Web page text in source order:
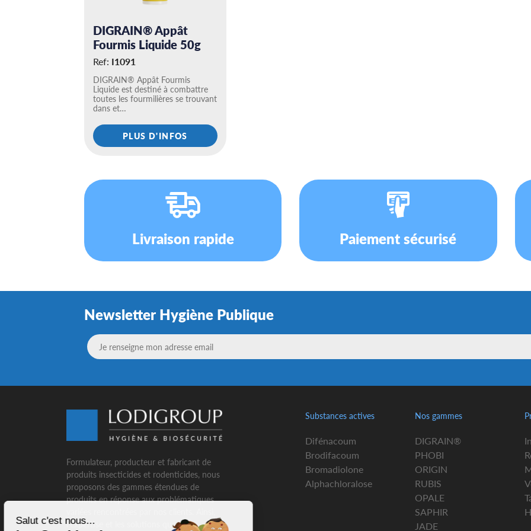
DIGRAIN® Appât
Fourmis Liquide 50g
Ref: I1091
DIGRAIN® Appât Fourmis
Liquide est destiné à combattre
toutes les fourmilières se trouvant
dans et…
PLUS D'INFOS
Livraison rapide Paiement sécurisé
Newsletter Hygiène Publique
Formulateur, producteur et fabricant de
produits insecticides et rodenticides, nous
proposons des gammes étendues de
produits en réponse aux problématiques
l’expertise et les solutions que nous
Substances actives
Difénacoum
Brodifacoum
Bromadiolone
Alphachloralose
Nos gammes
DIGRAIN®
PHOBI
ORIGIN
RUBIS
OPALE
SAPHIR
JADE
Salut c'est nous...